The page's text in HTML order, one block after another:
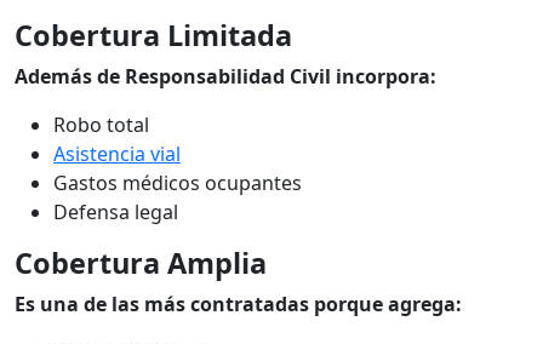
Cobertura Limitada
Además de Responsabilidad Civil incorpora:
Robo total
Asistencia vial
Gastos médicos ocupantes
Defensa legal
Cobertura Amplia
Es una de las más contratadas porque agrega: